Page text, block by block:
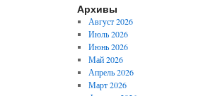
Архивы
Август 2026
Июль 2026
Июнь 2026
Май 2026
Апрель 2026
Март 2026